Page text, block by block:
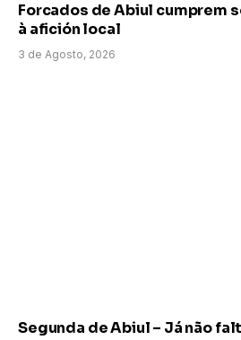
Forcados de Abiul cumprem
à afición local
3 de Agosto, 2026
Segunda de Abiul – Já não